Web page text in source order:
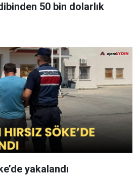
50 bin dolarlık
yakalandı